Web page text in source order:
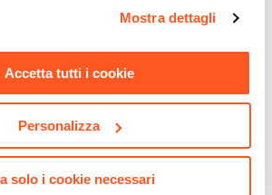
informazioni si invita a leggere la
Mostra dettagli
Accetta tutti i cookie
Personalizza
solo i cookie necessari
CODICE:BL-79B
Piatto doccia 70x90 cm